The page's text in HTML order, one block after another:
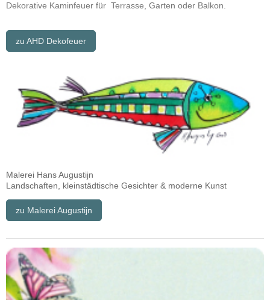
Dekorative Kaminfeuer für Terrasse, Garten oder Balkon.
zu AHD Dekofeuer
Malerei Hans Augustijn
Landschaften, kleinstädtische Gesichter & moderne Kunst
zu Malerei Augustijn